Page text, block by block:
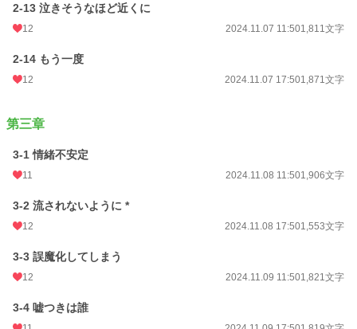
2-13 泣きそうなほど近くに
12 2024.11.07 11:501,811文字
2-14 もう一度
12 2024.11.07 17:501,871文字
第三章
3-1 情緒不安定
11 2024.11.08 11:501,906文字
3-2 流されないように *
12 2024.11.08 17:501,553文字
3-3 誤魔化してしまう
12 2024.11.09 11:501,821文字
3-4 嘘つきは誰